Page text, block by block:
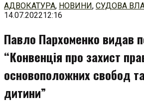
Перейти
до
АДВОКАТУРА, НОВИНИ, СУДОВА
14.07.202212:16
Павло Пархоменко видав
“Конвенція про захист
основоположних свобод
дитини”